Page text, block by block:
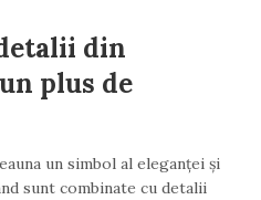
din
plus de
un simbol al eleganței și
sunt combinate cu detalii